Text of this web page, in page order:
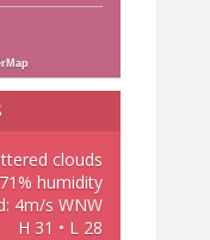
clouds
71% humidity
4m/s WNW
H 31 • L 28